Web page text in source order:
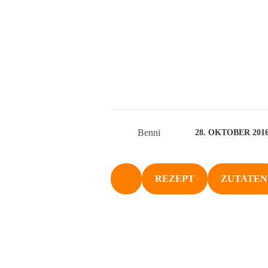
Benni 28. OKTOBER
NACH OBEN
REZEPT ZUTATEN